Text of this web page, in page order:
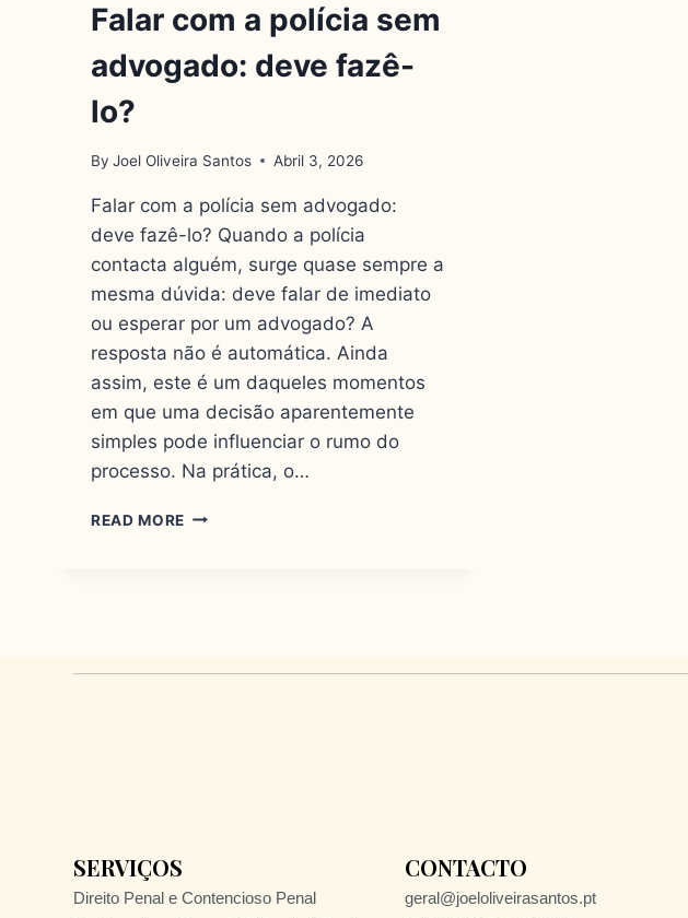
Falar com a polícia sem
advogado: deve fazê-
lo?
By Joel Oliveira Santos Abril 3, 2026
Falar com a polícia sem advogado:
deve fazê-lo? Quando a polícia
contacta alguém, surge quase sempre a
mesma dúvida: deve falar de imediato
ou esperar por um advogado? A
resposta não é automática. Ainda
assim, este é um daqueles momentos
em que uma decisão aparentemente
simples pode influenciar o rumo do
processo. Na prática, o…
READ MORE
SERVIÇOS
Direito Penal e Contencioso Penal
CONTACTO
geral@joeloliveirasantos.pt